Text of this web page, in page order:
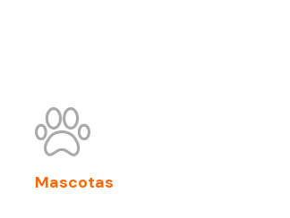
Mascotas